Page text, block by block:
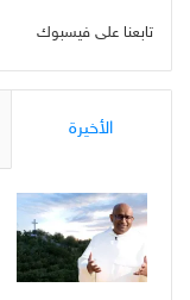
تابعنا على فيسبوك
الأخيرة